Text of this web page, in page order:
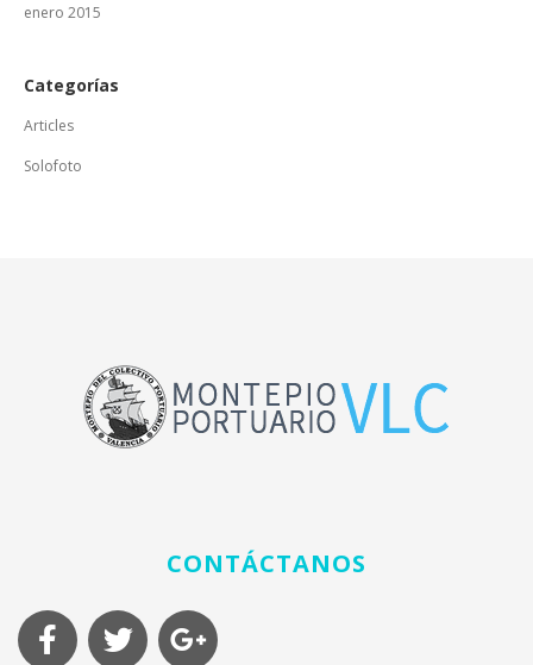
enero 2015
Categorías
Articles
Solofoto
CONTÁCTANOS